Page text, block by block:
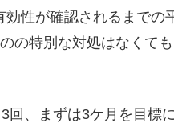
性が確認されるまでの
の特別な対処はなくて
回、まずは3ケ月を目標